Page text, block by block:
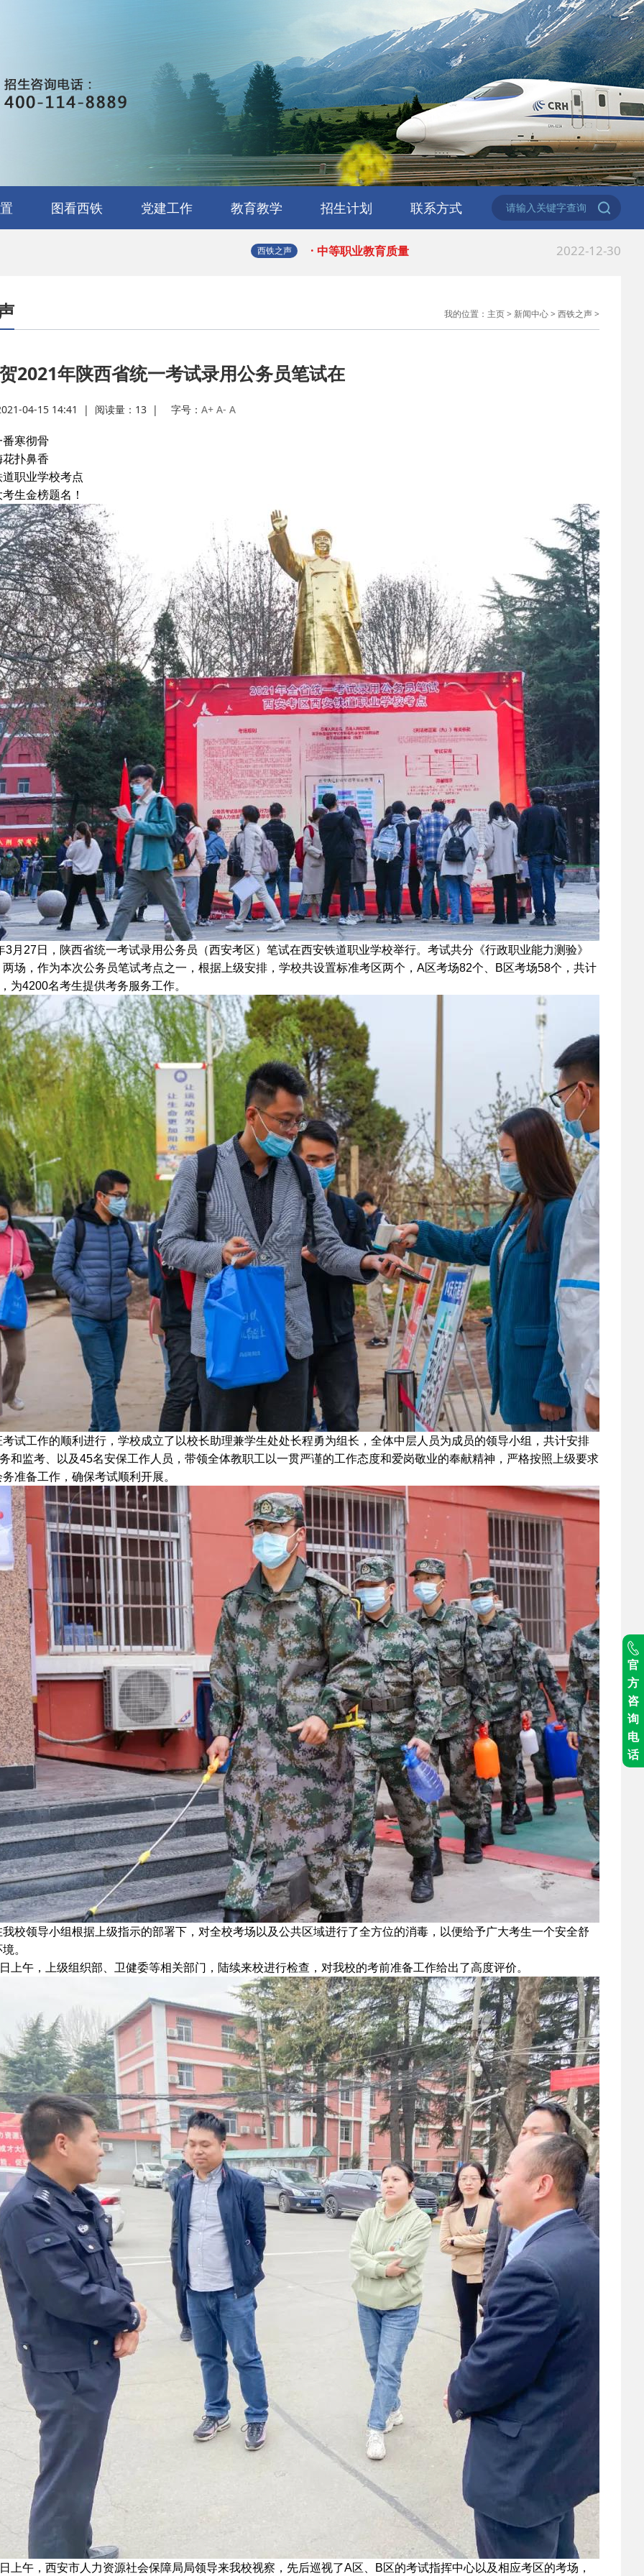
图看西铁 党建工作 教育教学
学生处
教务处
就业办
团委
招生计划
招生公告
专业问答
在线报名
联系方式
西铁之声
· 2023职业教育活动月 2023-06-02
· 安康市教体局来西 2023-03-06
· 热烈祝贺陕西交通 2023-03-06
· 西安职业技术学院 2023-02-24
· 中等职业教育质量 2022-12-30
· 校园之星|礼仪队文 2022-03-22
· 西安铁道职业学校
2023-03-06
· 热烈祝贺陕西交通 2023-03-06
· 西安职业技术学院 2023-02-24
· 中等职业教育质量 2022-12-30
· 校园之星|礼仪队文 2022-03-22
· 灞桥区教育局到我 2022-03-21
· 保持高度警惕 科学 2022-03-14
· 西安铁道职业学校 2022-03-07
我的位置： 主页> 新闻中心> 西铁之声>
2021年陕西省统一考试录用公务员笔试在
04-15 14:41 | 阅读量： 13 | 字号： A+ A- A
寒彻骨
扑鼻香
业学校考点
金榜题名！
日，陕西省统一考试录用公务员（西安考区）笔试在西安铁道职业学校举行。考试共分《行政职业能力测验》
场，作为本次公务员笔试考点之一，根据上级安排，学校共设置标准考区两个，A区考场82个、B区考场58个，共计
为4200名考生提供考务服务工作。
工作的顺利进行，学校成立了以校长助理兼学生处处长程勇为组长，全体中层人员为成员的领导小组，共计安排
和监考、以及45名安保工作人员，带领全体教职工以一贯严谨的工作态度和爱岗敬业的奉献精神，严格按照上级要求
准备工作，确保考试顺利开展。
领导小组根据上级指示的部署下，对全校考场以及公共区域进行了全方位的消毒，以便给予广大考生一个安全舒
。
，上级组织部、卫健委等相关部门，陆续来校进行检查，对我校的考前准备工作给出了高度评价。
，西安市人力资源社会保障局局领导来我校视察，先后巡视了A区、B区的考试指挥中心以及相应考区的考场，
官
方
咨
询
电
话